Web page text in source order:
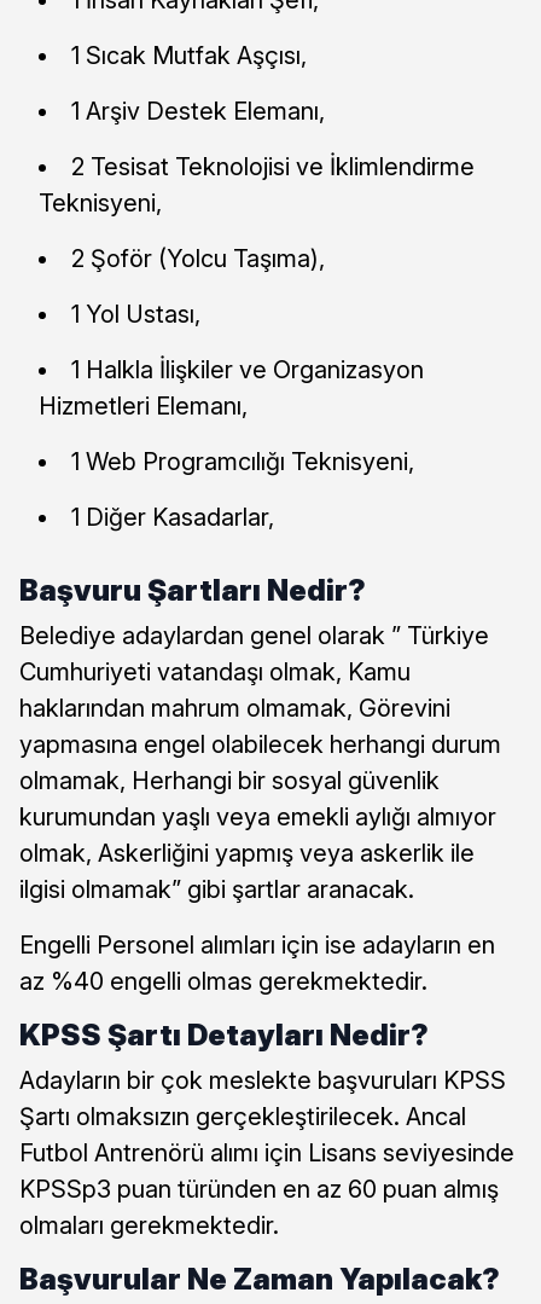
1 Sıcak Mutfak Aşçısı,
1 Arşiv Destek Elemanı,
2 Tesisat Teknolojisi ve İklimlendirme
Teknisyeni,
2 Şoför (Yolcu Taşıma),
1 Yol Ustası,
1 Halkla İlişkiler ve Organizasyon
Hizmetleri Elemanı,
1 Web Programcılığı Teknisyeni,
1 Diğer Kasadarlar,
Başvuru Şartları Nedir?
Belediye adaylardan genel olarak ” Türkiye
Cumhuriyeti vatandaşı olmak, Kamu
haklarından mahrum olmamak, Görevini
yapmasına engel olabilecek herhangi durum
olmamak, Herhangi bir sosyal güvenlik
kurumundan yaşlı veya emekli aylığı almıyor
olmak, Askerliğini yapmış veya askerlik ile
ilgisi olmamak” gibi şartlar aranacak.
Engelli Personel alımları için ise adayların en
az %40 engelli olmas gerekmektedir.
KPSS Şartı Detayları Nedir?
Adayların bir çok meslekte başvuruları KPSS
Şartı olmaksızın gerçekleştirilecek. Ancal
Futbol Antrenörü alımı için Lisans seviyesinde
KPSSp3 puan türünden en az 60 puan almış
olmaları gerekmektedir.
Başvurular Ne Zaman Yapılacak?